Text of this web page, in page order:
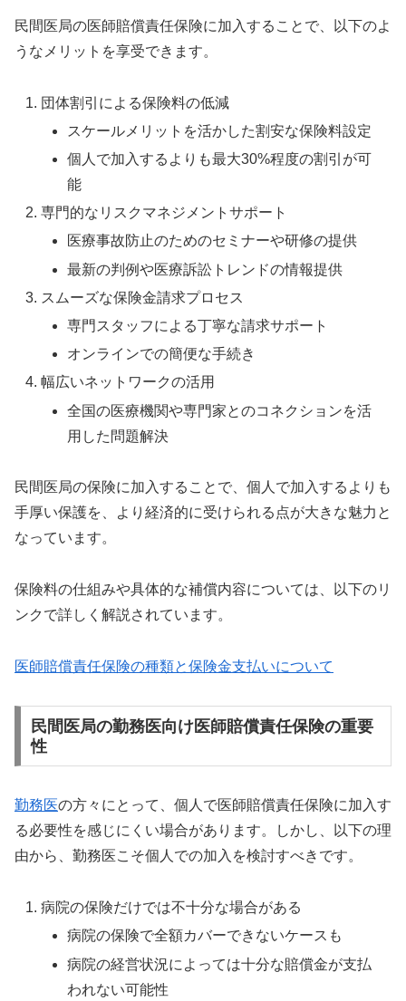
民間医局の医師賠償責任保険に加入することで、以下のよ
うなメリットを享受できます。
団体割引による保険料の低減
スケールメリットを活かした割安な保険料設定
個人で加入するよりも最大30%程度の割引が可
能
専門的なリスクマネジメントサポート
医療事故防止のためのセミナーや研修の提供
最新の判例や医療訴訟トレンドの情報提供
スムーズな保険金請求プロセス
専門スタッフによる丁寧な請求サポート
オンラインでの簡便な手続き
幅広いネットワークの活用
全国の医療機関や専門家とのコネクションを活
用した問題解決
民間医局の保険に加入することで、個人で加入するよりも
手厚い保護を、より経済的に受けられる点が大きな魅力と
なっています。
保険料の仕組みや具体的な補償内容については、以下のリ
ンクで詳しく解説されています。
医師賠償責任保険の種類と保険金支払いについて
民間医局の勤務医向け医師賠償責任保険の重要
性
勤務医の方々にとって、個人で医師賠償責任保険に加入す
る必要性を感じにくい場合があります。しかし、以下の理
由から、勤務医こそ個人での加入を検討すべきです。
病院の保険だけでは不十分な場合がある
病院の保険で全額カバーできないケースも
病院の経営状況によっては十分な賠償金が支払
われない可能性